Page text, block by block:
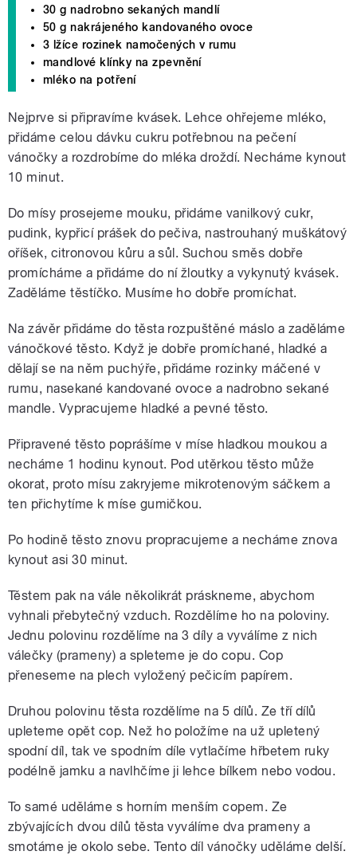
30 g nadrobno sekaných mandlí
50 g nakrájeného kandovaného ovoce
3 lžíce rozinek namočených v rumu
mandlové klínky na zpevnění
mléko na potření
Nejprve si připravíme kvásek. Lehce ohřejeme mléko,
přidáme celou dávku cukru potřebnou na pečení
vánočky a rozdrobíme do mléka droždí. Necháme kynout
10 minut.
Do mísy prosejeme mouku, přidáme vanilkový cukr,
pudink, kypřicí prášek do pečiva, nastrouhaný muškátový
oříšek, citronovou kůru a sůl. Suchou směs dobře
promícháme a přidáme do ní žloutky a vykynutý kvásek.
Zaděláme těstíčko. Musíme ho dobře promíchat.
Na závěr přidáme do těsta rozpuštěné máslo a zaděláme
vánočkové těsto. Když je dobře promíchané, hladké a
dělají se na něm puchýře, přidáme rozinky máčené v
rumu, nasekané kandované ovoce a nadrobno sekané
mandle. Vypracujeme hladké a pevné těsto.
Připravené těsto poprášíme v míse hladkou moukou a
necháme 1 hodinu kynout. Pod utěrkou těsto může
okorat, proto mísu zakryjeme mikrotenovým sáčkem a
ten přichytíme k míse gumičkou.
Po hodině těsto znovu propracujeme a necháme znova
kynout asi 30 minut.
Těstem pak na vále několikrát práskneme, abychom
vyhnali přebytečný vzduch. Rozdělíme ho na poloviny.
Jednu polovinu rozdělíme na 3 díly a vyválíme z nich
válečky (prameny) a spleteme je do copu. Cop
přeneseme na plech vyložený pečicím papírem.
Druhou polovinu těsta rozdělíme na 5 dílů. Ze tří dílů
upleteme opět cop. Než ho položíme na už upletený
spodní díl, tak ve spodním díle vytlačíme hřbetem ruky
podélně jamku a navlhčíme ji lehce bílkem nebo vodou.
To samé uděláme s horním menším copem. Ze
zbývajících dvou dílů těsta vyválíme dva prameny a
smotáme je okolo sebe. Tento díl vánočky uděláme delší.